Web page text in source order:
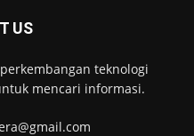
US
teknologi
mencari informasi.